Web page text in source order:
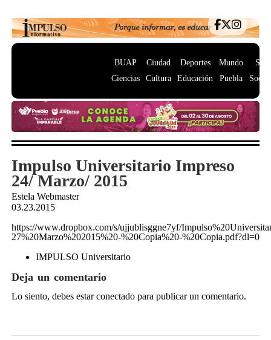
BUAP
Ciencias
Ciudad
Cultura
Deportes
Educación
Mundo
Puebla
Impulso Universitario Impreso
24/ Marzo/ 2015
Estela Webmaster
03.23.2015
https://www.dropbox.com/s/ujjublisggne7yf/
27%20Marzo%202015%20-%20Copia%20-%20Copia.pdf?dl=0
IMPULSO Universitario
Deja un comentario
Lo siento, debes estarconectadopara publicar un comentario.